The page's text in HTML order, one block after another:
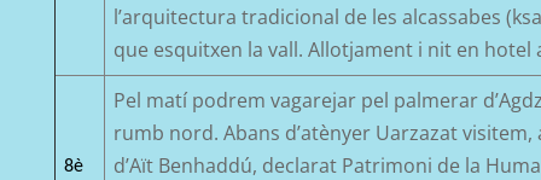
l’arquitectura tradicional de les alcassabes (
que esquitxen la vall. Allotjament i nit en hotel
8è
Pel matí podrem vagarejar pel palmerar
rumb nord. Abans d’atènyer Uarzazatvisitem,
d’Aït Benhaddú, declarat Patrimoni de la